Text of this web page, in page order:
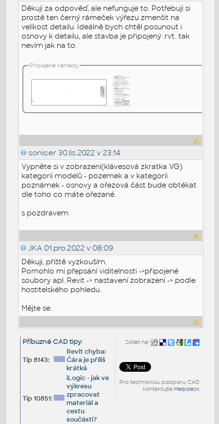
Děkuji za odpověď, ale nefunguje to. Potřebuji si
prostě ten černý rámeček výřezu zmenšit na
velikost detailu. Ideálně bych chtěl posunout i
osnovy k detailu, ale stavba je připojený .rvt. tak
nevím jak na to.
Připojené náhledy
sonicer 30.lis.2022 v 23:14
Vypněte si v zobrazení(klávesová zkratka VG)
kategorii modelů - pozemek a v kategorii
poznámek - osnovy a ořezová část bude obtékat
dle toho co máte ořezané.
s pozdravem
JKA 01.pro.2022 v 08:09
Děkuji, příště vyzkouším.
Pomohlo mi přepsání viditelnosti ->připojené
soubory apl. Revit -> nastavení zobrazení -> podle
hostitelského pohledu.
Mějte se.
Sdílet na:
Pro technickou podporu CAD
kontaktujte Helpdesk
Příbuzné CAD tipy:
Tip 8143:
Revit chyba:
Čára je příliš
krátká
Tip 10851:
iLogic - jak ve
výkresu
zpracovat
materiál a
cestu
součásti?